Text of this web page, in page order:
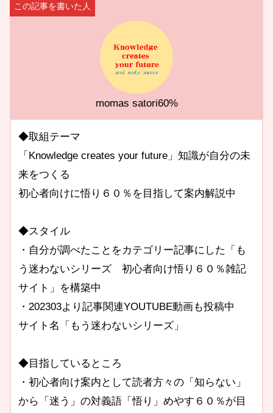
momas satori60%
◆取組テーマ
「Knowledge creates your future」知識が自分の未
来をつくる
初心者向けに悟り６０％を目指して案内解説中
◆スタイル
・自分が調べたことをカテゴリー記事にした「も
う迷わないシリーズ 初心者向け悟り６０％雑記
サイト」を構築中
・202303より記事関連YOUTUBE動画も投稿中
サイト名「もう迷わないシリーズ」
◆目指しているところ
・初心者向け案内として読者方々の「知らない」
から「迷う」の対義語「悟り」めやす６０％が目